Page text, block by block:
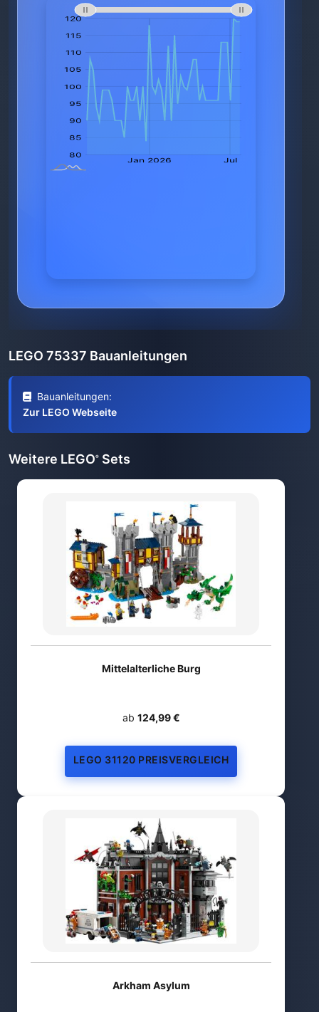
LEGO 75337 Bauanleitungen
Bauanleitungen:
Zur LEGO Webseite
Weitere LEGO® Sets
Mittelalterliche Burg
ab 124,99 €
LEGO 31120 PREISVERGLEICH
Arkham Asylum